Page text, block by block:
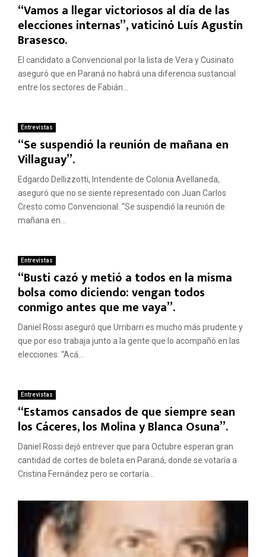
“Vamos a llegar victoriosos al día de las
elecciones internas”, vaticinó Luís Agustín
Brasesco.
El candidato a Convencional por la lista de Vera y Cusinato
aseguró que en Paraná no habrá una diferencia sustancial
entre los sectores de Fabián...
Entrevistas
“Se suspendió la reunión de mañana en
Villaguay”.
Edgardo Dellizzotti, Intendente de Colonia Avellaneda,
aseguró que no se siente representado con Juan Carlos
Cresto como Convencional. “Se suspendió la reunión de
mañana en...
Entrevistas
“Busti cazó y metió a todos en la misma
bolsa como diciendo: vengan todos
conmigo antes que me vaya”.
Daniel Rossi aseguró que Urribarri es mucho más prudente y
que por eso trabaja junto a la gente que lo acompañó en las
elecciones. “Acá...
Entrevistas
“Estamos cansados de que siempre sean
los Cáceres, los Molina y Blanca Osuna”.
Daniel Rossi dejó entrever que para Octubre esperan gran
cantidad de cortes de boleta en Paraná, donde se votaría a
Cristina Fernández pero se cortaría...